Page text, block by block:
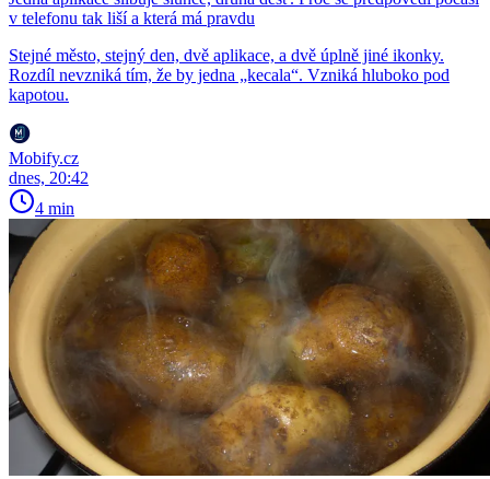
v telefonu tak liší a která má pravdu
Stejné město, stejný den, dvě aplikace, a dvě úplně jiné ikonky.
Rozdíl nevzniká tím, že by jedna „kecala“. Vzniká hluboko pod
kapotou.
Mobify.cz
dnes, 20:42
4 min